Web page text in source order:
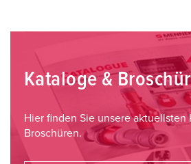
Kataloge &
Hier finden Sie unsere aktuellsten
Broschüren.